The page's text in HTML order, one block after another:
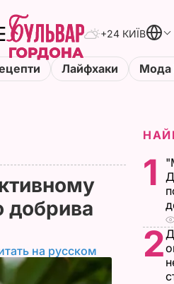
+24 КИЇВ
Лайфхаки Мода
добрива
на русском
1
2